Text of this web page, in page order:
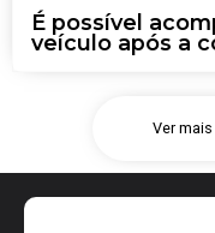
É possível
veículo após a
Ver